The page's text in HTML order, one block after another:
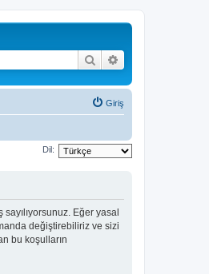
Ara
Giriş
Dil:
Eğer yasal
değiştirebiliriz ve sizi
bu koşulların